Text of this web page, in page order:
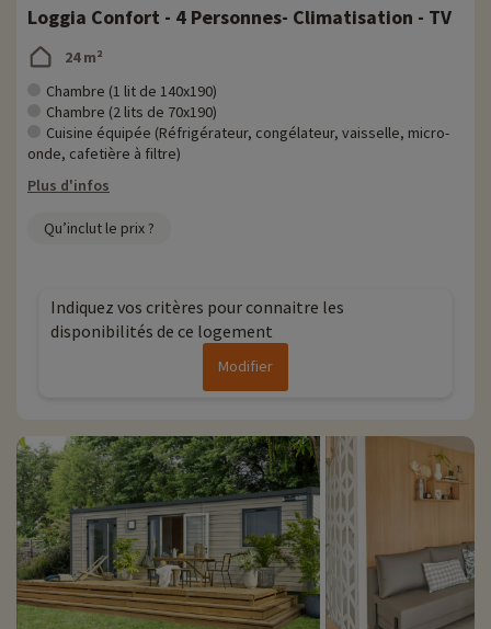
Loggia Confort - 4 Personnes- Climatisation - TV
24 m²
Chambre (1 lit de 140x190)
Chambre (2 lits de 70x190)
Cuisine équipée (Réfrigérateur, congélateur, vaisselle, micro-
onde, cafetière à filtre)
Plus d'infos
Qu’inclut le prix ?
Indiquez vos critères pour connaitre les
disponibilités de ce logement
Modifier